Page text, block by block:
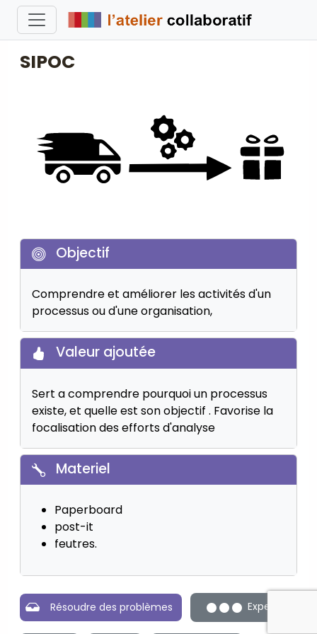
SIPOC
Objectif
Comprendre et améliorer les activités d'un
processus ou d'une organisation,
Valeur ajoutée
Sert a comprendre pourquoi un processus
existe, et quelle est son objectif . Favorise la
focalisation des efforts d'analyse
Materiel
Paperboard
post-it
feutres.
Résoudre des problèmes Expert